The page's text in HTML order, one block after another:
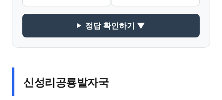
정답 확인하기 ▼
신성리공룡발자국